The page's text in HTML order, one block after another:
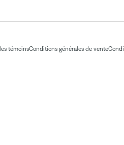
témoinsConditions générales de vente